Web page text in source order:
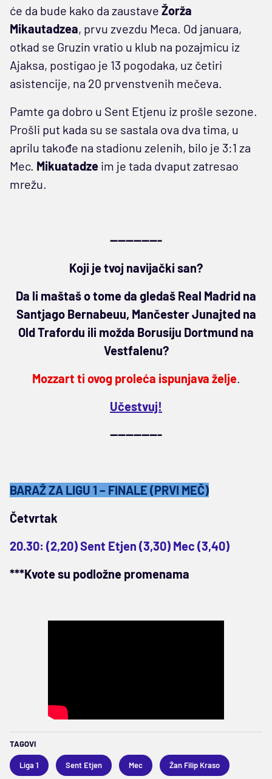
će da bude kako da zaustave Žorža
Mikautadzea, prvu zvezdu Meca. Od januara,
otkad se Gruzin vratio u klub na pozajmicu iz
Ajaksa, postigao je 13 pogodaka, uz četiri
asistencije, na 20 prvenstvenih mečeva.
Pamte ga dobro u Sent Etjenu iz prošle sezone.
Prošli put kada su se sastala ova dva tima, u
aprilu takođe na stadionu zelenih, bilo je 3:1 za
Mec. Mikuatadze im je tada dvaput zatresao
mrežu.
-------------
Koji je tvoj navijački san?
Da li maštaš o tome da gledaš Real Madrid na
Santjago Bernabeuu, Mančester Junajted na
Old Trafordu ili možda Borusiju Dortmund na
Vestfalenu?
Mozzart ti ovog proleća ispunjava želje.
Učestvuj!
-------------
BARAŽ ZA LIGU 1 – FINALE (PRVI MEČ)
Četvrtak
20.30: (2,20) Sent Etjen (3,30) Mec (3,40)
***Kvote su podložne promenama
TAGOVI
Liga 1 Sent Etjen Mec Žan Filip Kraso